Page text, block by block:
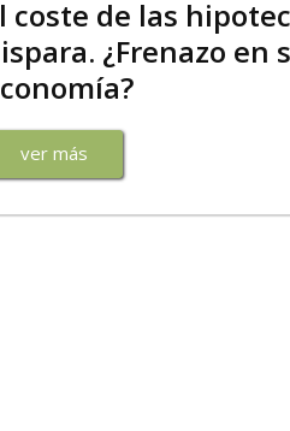
coste de las
¿Frenazo en
ver más